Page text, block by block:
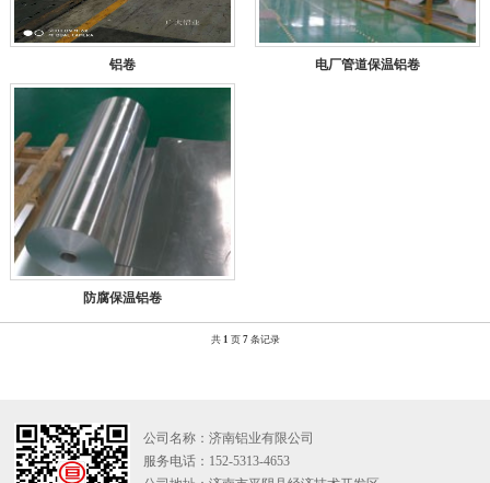
铝卷 电厂管道保温铝卷
防腐保温铝卷
共 1 页 7 条记录
公司名称：济南铝业有限公司
服务电话：152-5313-4653